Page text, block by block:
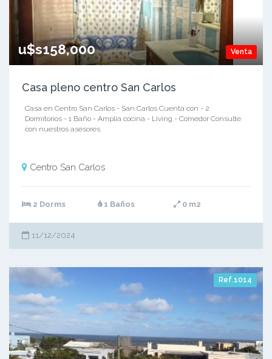
Venta
u$s158,000
Casa pleno centro San Carlos
Casa en Centro San Carlos - San Carlos Cuenta con - 2
Dormitorios - 1 Baño - Amplia cocina - Living - Comedor Consulte
con nuestros asesores.
Centro San Carlos
2 Dorms 1 Baños 0 m2
11/12/2024
Ref.1014